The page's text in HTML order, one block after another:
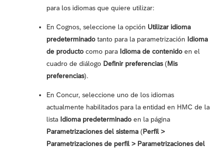
para los idiomas que quiere utilizar:
En Cognos, seleccione la opción Utilizar idioma
predeterminado tanto para la parametrización Idioma
de producto como para Idioma de contenido en el
cuadro de diálogo Definir preferencias(Mis
preferencias).
En Concur, seleccione uno de los idiomas
actualmente habilitados para la entidad en HMC de la
lista Idioma predeterminado en la página
Parametrizaciones del sistema (Perfil >
Parametrizaciones de perfil > Parametrizaciones del